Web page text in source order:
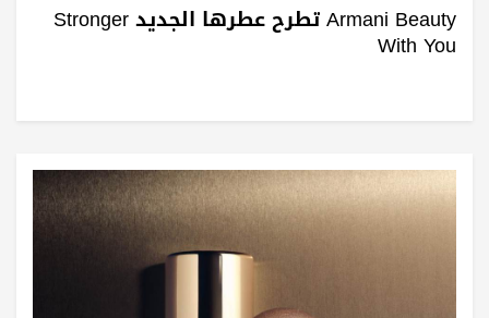
Armani Beauty تطرح عطرها الجديد Stronger
With You